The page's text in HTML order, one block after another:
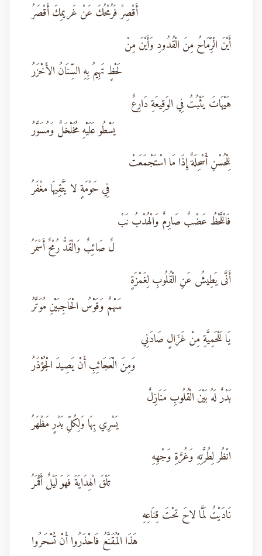
أَقْصِرْ فَرُمْحُكَ عَنْ غَريمِكَ أَقْصَرُ
أَيْنَ الْرِّمَاحُ مِنَ الْقُدُودِ وَأَيْنَ مِنْ
لَحْظٍ تَهِيمُ بِهِ السِّنَانُ الأَخْزَرُ
هَيْهَاتَ يَثْبُتُ فِي الوَقِيعَةِ دَارِعٌ
يَسْطُو عَلَيْهِ مُخَلْخَلٌ وَمُسَوَّرُ
لِلْحُسْنِ أَسْحِلَةٌ إِذَا مَا اسْتَجْمَعَتْ
فِي حَوْمَةٍ لا يَتَّقِيهَا مغْفَرُ
فَالْلَّحْظُ عَضْبٌ صَارِمٌ وَالْهُدْبُ نَبْ
لٌ صَائِبٌ وَالْقَدُّ رُمْحٌ أَسْمَرُ
أَنَّى يَطِيشُ عَنِ الْقُلُوبِ لِغَمْزَةٍ
سَهْمٌ وَقَوْسُ الْحَاجِبَيْنِ مُوَتَّرُ
يَا لَلْحَمِيَّةِ مِنْ غَزَالٍ صَادَنِي
وَمِنَ الْعَجَائِبِ أَنْ يَصِيدَ الْجُؤْذَرُ
بَدْرٌ لَهُ بَيْنَ الْقُلُوبِ مَنَازِلٌ
يَسْرِي بِهَا وَلِكُلِّ بَدْرٍ مَظْهَرُ
انْظُر لِطُرَّتِهِ وَغُرَّةِ وَجْهِهِ
تَلْقَ الْهِدَايَةَ فَهوَ لَيْلٌ أَقْمَرُ
نَادَيْتُ لَمَّا لاحَ تحْتَ قِنَاعِهِ
هَذَا الْمُقَنَّعُ فَاحْذَرُوا أَنْ تُسْحَرُوا